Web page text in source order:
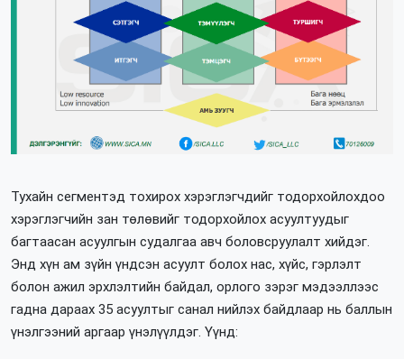
Тухайн сегментэд тохирох хэрэглэгчдийг тодорхойлохдоо
хэрэглэгчийн зан төлөвийг тодорхойлох асуултуудыг
багтаасан асуулгын судалгаа авч боловсруулалт хийдэг.
Энд хүн ам зүйн үндсэн асуулт болох нас, хүйс, гэрлэлт
болон ажил эрхлэлтийн байдал, орлого зэрэг мэдээллээс
гадна дараах 35 асуултыг санал нийлэх байдлаар нь баллын
үнэлгээний аргаар үнэлүүлдэг. Үүнд: